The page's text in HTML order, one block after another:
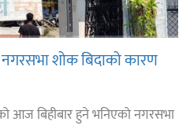
शोक बिदाको कारण
आज बिहीबार हुने भनिएको नगरसभा